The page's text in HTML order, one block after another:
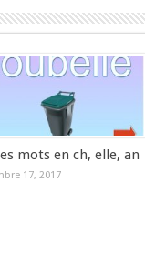
mots en ch, elle, an
17, 2017